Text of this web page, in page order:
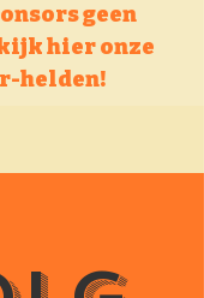
geen
hier onze
helden!